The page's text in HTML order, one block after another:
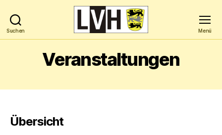
Suchen
Landesverband
Baden-
Württemberg
Menü
Veranstaltungen
Übersicht